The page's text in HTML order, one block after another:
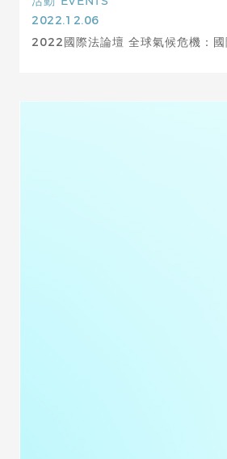
2022.12.06
2022國際法論壇 全球氣候危機：